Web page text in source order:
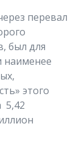
перевал
был для
наименее
этого
5,42